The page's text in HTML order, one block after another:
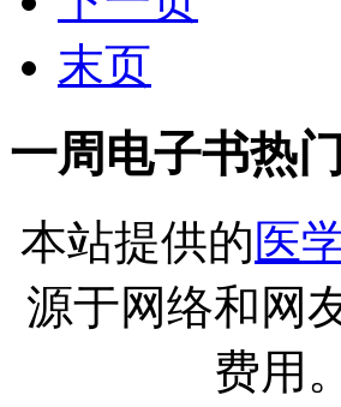
末页
一周电子书热
本站提供的医
源于网络和网
费用